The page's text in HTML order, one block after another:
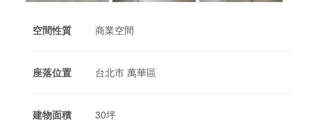
空間性質 商業空間
座落位置 台北市 萬華區
建物面積 30坪